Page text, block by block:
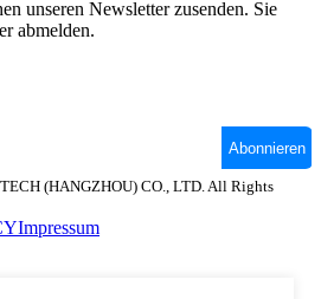
(HANGZHOU) CO., LTD. All Rights
Impressum